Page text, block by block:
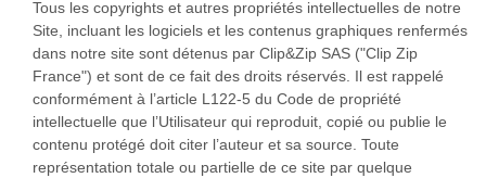
Tous les copyrights et autres propriétés intellectuelles de notre
Site, incluant les logiciels et les contenus graphiques renfermés
dans notre site sont détenus par Clip&Zip SAS ("Clip Zip
France") et sont de ce fait des droits réservés. Il est rappelé
conformément à l’article L122-5 du Code de propriété
intellectuelle que l’Utilisateur qui reproduit, copié ou publie le
contenu protégé doit citer l’auteur et sa source. Toute
représentation totale ou partielle de ce site par quelque